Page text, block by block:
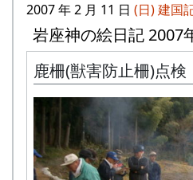
元日の夕方から、ちらほら
の間にかなり積った。10cm
カラー写真なのだけれども
界になっている。
2007 年 2 月 11 日 (日)建国
岩座神の絵日記 2007
鹿柵(獣害防止柵)点検